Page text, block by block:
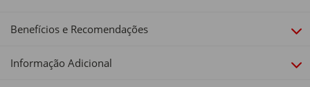
Benefícios e Recomendações
Informação Adicional